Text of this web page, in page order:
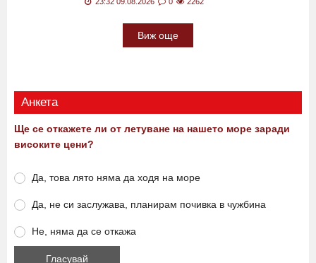
Виж още
Анкета
Ще се откажете ли от летуване на нашето море заради
високите цени?
Да, това лято няма да ходя на море
Да, не си заслужава, планирам почивка в чужбина
Не, няма да се откажа